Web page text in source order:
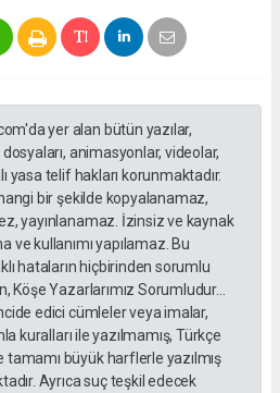
yer alan bütün yazılar,
animasyonlar, videolar,
yasa telif hakları korunmaktadır.
bir şekilde kopyalanamaz,
yayınlanamaz. İzinsiz ve kaynak
ve kullanımı yapılamaz. Bu
hataların hiçbirinden sorumlu
Köşe Yazarlarımız Sorumludur...
edici cümleler veya imalar,
kuralları ile yazılmamış, Türkçe
tamamı büyük harflerle yazılmış
Ayrıca suç teşkil edecek